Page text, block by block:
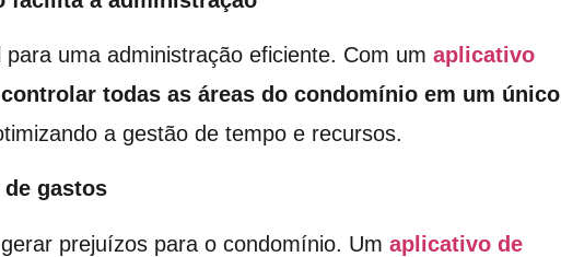
uma administração eficiente. Com um aplicativo
controlar todas as áreas do condomínio em um único
a gestão de tempo e recursos.
gastos
prejuízos para o condomínio. Um aplicativo de